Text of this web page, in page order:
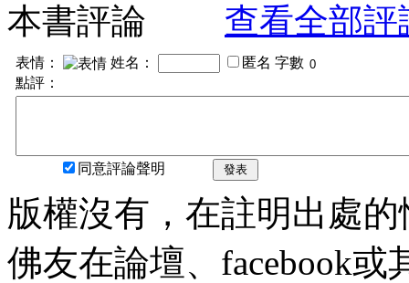
本書評論
查看全部評
表情： 姓名： 匿名 字數
點評：
同意評論聲明 發表
版權沒有，在註明出處
佛友在論壇、facebook